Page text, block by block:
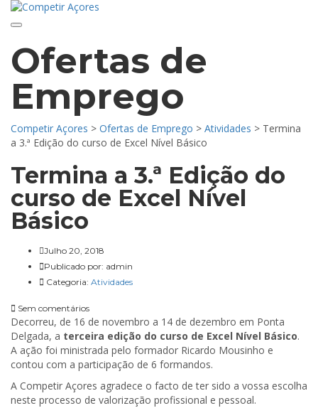
Toggle navigation
Ofertas de
Emprego
Competir Açores > Ofertas de Emprego > Atividades > Termina
a 3.ª Edição do curso de Excel Nível Básico
Termina a 3.ª Edição do
curso de Excel Nível
Básico
Julho 20, 2018
Publicado por: admin
Categoria: Atividades
Sem comentários
Decorreu, de 16 de novembro a 14 de dezembro em Ponta
Delgada, a terceira edição do curso de Excel Nível Básico.
A ação foi ministrada pelo formador Ricardo Mousinho e
contou com a participação de 6 formandos.
A Competir Açores agradece o facto de ter sido a vossa escolha
neste processo de valorização profissional e pessoal.